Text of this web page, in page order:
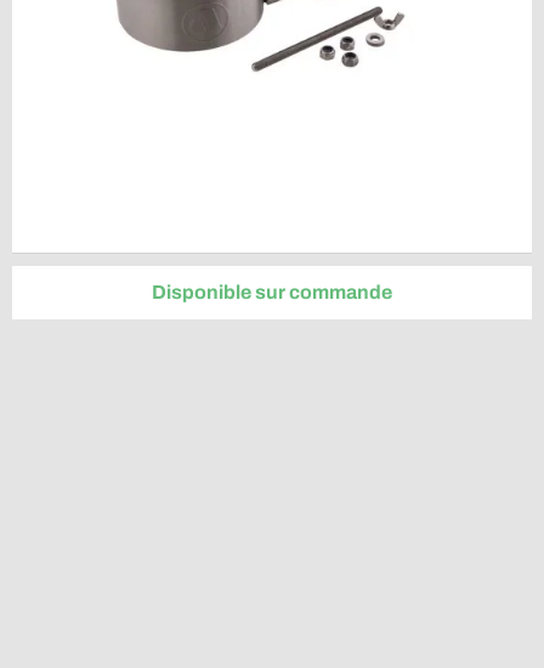
Disponible sur commande